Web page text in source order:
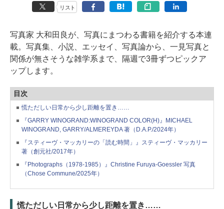
リスト
写真家 大和田良が、写真にまつわる書籍を紹介する本連
載。写真集、小説、エッセイ、写真論から、一見写真と
関係が無さそうな雑学系まで、隔週で3冊ずつピックア
ップします。
目次
慌ただしい日常から少し距離を置き……
『GARRY WINOGRAND:WINOGRAND COLOR(H)』MICHAEL
WINOGRAND, GARRY/ALMEREYDA 著（D.A.P./2024年）
『スティーヴ・マッカリーの「読む時間」』スティーヴ・マッカリー
著（創元社/2017年）
『Photographs（1978-1985）』Christine Furuya-Goessler 写真
（Chose Commune/2025年）
慌ただしい日常から少し距離を置き……